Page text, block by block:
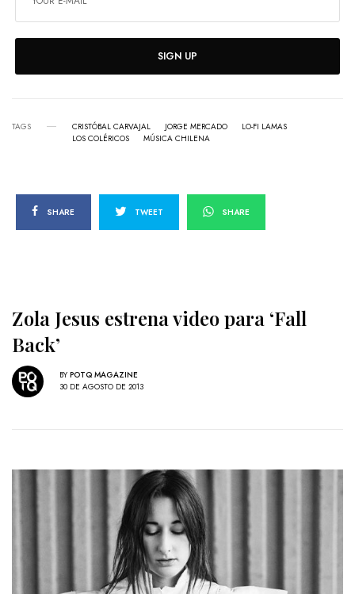
SIGN UP
TAGS CRISTÓBAL CARVAJAL JORGE MERCADO
LO-FI LAMAS
LOS COLÉRICOS
MÚSICA CHILENA
SHARE TWEET SHARE
Zola Jesus estrena video para ‘Fall
Back’
BY POTQ MAGAZINE
30 DE AGOSTO DE 2013